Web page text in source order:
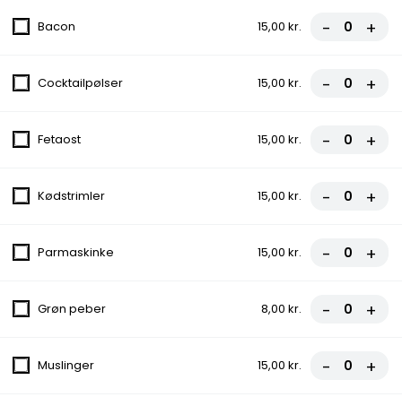
200. Kebab Box
Pommes frites, Salat, Løg, Tomat
Pizza
og nyd den perfekte smagseksplosion!
Tomat, Ost
Tomat, Ost, Skinke
Bacon 15,00 kr. - +
Cocktailpølser 15,00 kr. - +
Fetaost 15,00 kr. - +
Kødstrimler 15,00 kr. - +
Parmaskinke 15,00 kr. - +
Grøn peber 8,00 kr. - +
Muslinger 15,00 kr. - +